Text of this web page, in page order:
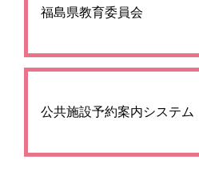
福島県教育委員会
公共施設予約案内システム